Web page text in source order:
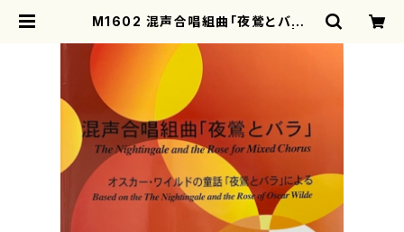
M1602 混声合唱組曲「夜鶯とバラ」
otherearth